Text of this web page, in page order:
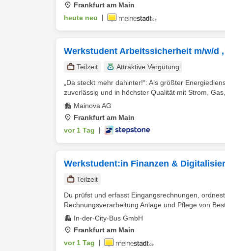
Frankfurt am Main
heute neu
Werkstudent Arbeitssicherheit m/w/d
Teilzeit
Attraktive Vergütung
„Da steckt mehr dahinter!“: Als größter
zuverlässig und in höchster Qualität mit Strom, Gas,
Mainova AG
Frankfurt am Main
vor 1 Tag
Werkstudent:in Finanzen &
Teilzeit
Du prüfst und erfasst Eingangsrechnungen,
Rechnungsverarbeitung Anlage und Pflege von
In-der-City-Bus GmbH
Frankfurt am Main
vor 1 Tag